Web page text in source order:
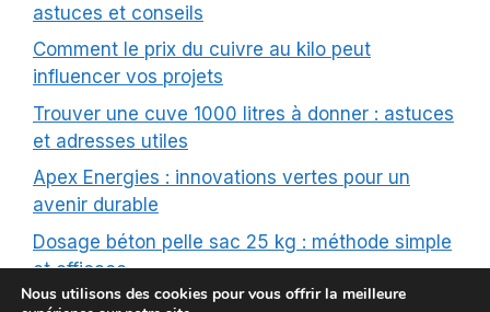
astuces et conseils
Comment le prix du cuivre au kilo peut
influencer vos projets
Trouver une cuve 1000 litres à donner : astuces
et adresses utiles
Apex Energies : innovations vertes pour un
avenir durable
Dosage béton pelle sac 25 kg : méthode simple
et efficace
Nous utilisons des cookies pour vous offrir la meilleure